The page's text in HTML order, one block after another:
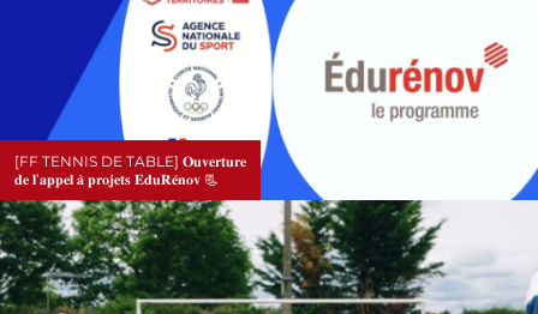
[FF TENNIS DE TABLE] 𝐎𝐮𝐯𝐞𝐫𝐭𝐮𝐫𝐞
𝐝𝐞 𝐥’𝐚𝐩𝐩𝐞𝐥 𝐚̀ 𝐩𝐫𝐨𝐣𝐞𝐭𝐬 𝐄𝐝𝐮𝐑𝐞́𝐧𝐨𝐯 📃